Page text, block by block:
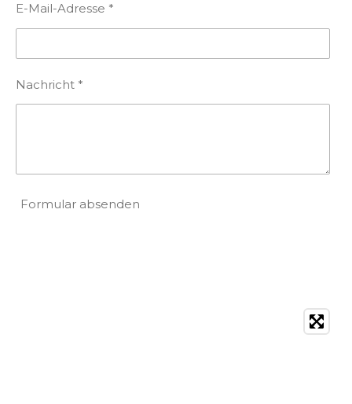
E-Mail-Adresse *
Nachricht *
Formular absenden